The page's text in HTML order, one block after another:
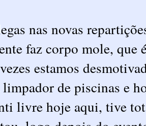
nas novas
faz corpo mole, que
estamos
limpador de piscinas e
livre hoje aqui, tive